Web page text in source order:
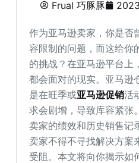
Frual 巧豚豚
作为亚马逊卖家，你是否
容限制的问题，而这给你
的挑战？在亚马逊平台上
都会面对的现实。亚马逊
是在旺季或亚马逊促销活
求会剧增，导致库容紧张
卖家的绩效和历史销售记
卖家不得不寻找解决方案
受阻。本文将向你揭示如